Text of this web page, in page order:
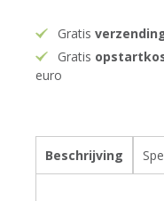
Gratis
Gratis
euro
Beschrijving